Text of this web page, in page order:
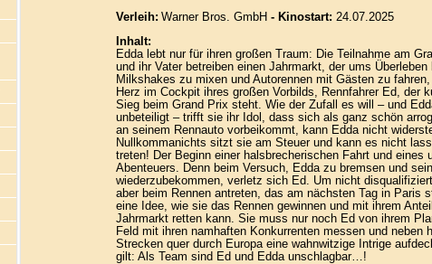
Verleih: Warner Bros. GmbH - Kinostart: 24.07.2025
Inhalt:
Edda lebt nur für ihren großen Traum: Die Teilnahme am
und ihr Vater betreiben einen Jahrmarkt, der ums
Milkshakes zu mixen und Autorennen mit Gästen zu
Herz im Cockpit ihres großen Vorbilds, Rennfahrer Ed, der
Sieg beim Grand Prix steht. Wie der Zufall es will – und
unbeteiligt – trifft sie ihr Idol, dass sich als ganz schön
an seinem Rennauto vorbeikommt, kann Edda nicht
Nullkommanichts sitzt sie am Steuer und kann es nicht
treten! Der Beginn einer halsbrecherischen Fahrt und eines
Abenteuers. Denn beim Versuch, Edda zu bremsen und
wiederzubekommen, verletz sich Ed. Um nicht
aber beim Rennen antreten, das am nächsten Tag in Paris
eine Idee, wie sie das Rennen gewinnen und mit ihrem
Jahrmarkt retten kann. Sie muss nur noch Ed von ihrem
Feld mit ihren namhaften Konkurrenten messen und neben
Strecken quer durch Europa eine wahnwitzige Intrige
gilt: Als Team sind Ed und Edda unschlagbar…!